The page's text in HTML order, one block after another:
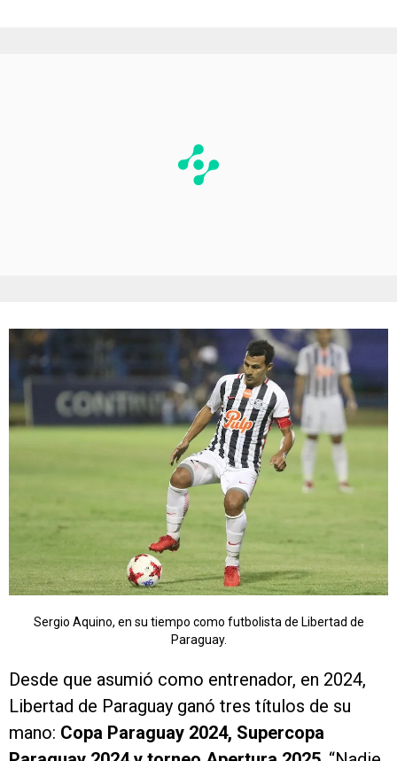
Sergio Aquino, en su tiempo como futbolista de Libertad de
Paraguay.
Desde que asumió como entrenador, en 2024,
Libertad de Paraguay ganó tres títulos de su
mano: Copa Paraguay 2024, Supercopa